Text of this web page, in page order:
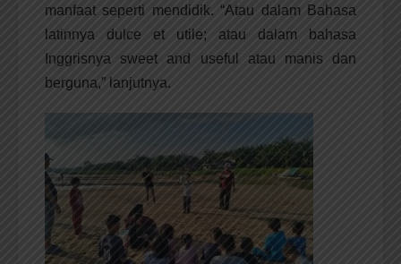
manfaat seperti mendidik. “Atau dalam Bahasa
latinnya dulce et utile; atau dalam bahasa
Inggrisnya sweet and useful atau manis dan
berguna,” lanjutnya.